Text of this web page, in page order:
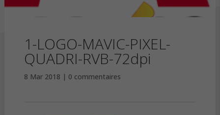
1-LOGO-MAVIC-PIXEL-
QUADRI-RVB-72dpi
8 Mar 2018 0 commentaires